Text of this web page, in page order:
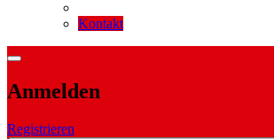
Kontakt
Anmelden
Registrieren